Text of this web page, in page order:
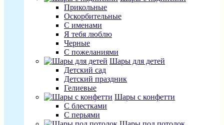
Прикольные
Оскорбительные
С именами
Я тебя люблю
Черные
С пожеланиями
Шары для детей
Детский сад
Детский праздник
Гелиевые
Шары с конфетти
С блестками
С перьями